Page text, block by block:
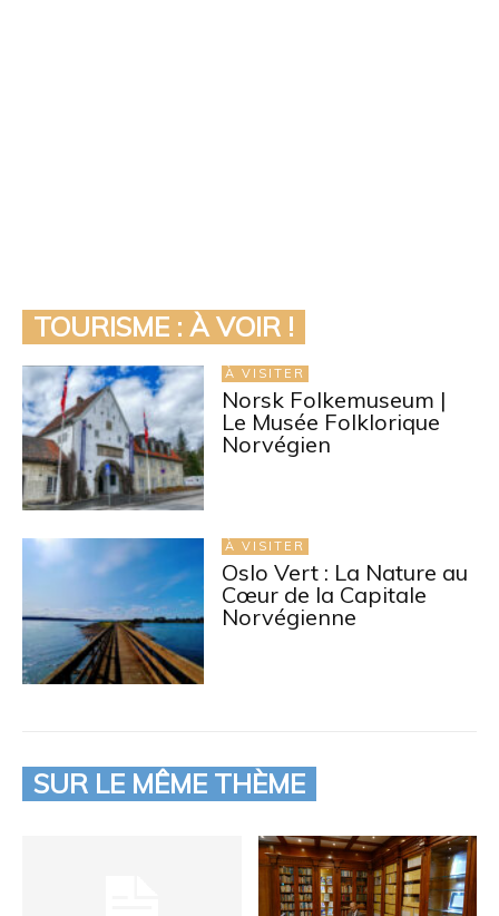
TOURISME : À VOIR !
À VISITER
Norsk Folkemuseum |
Le Musée Folklorique
Norvégien
À VISITER
Oslo Vert : La Nature au
Cœur de la Capitale
Norvégienne
SUR LE MÊME THÈME